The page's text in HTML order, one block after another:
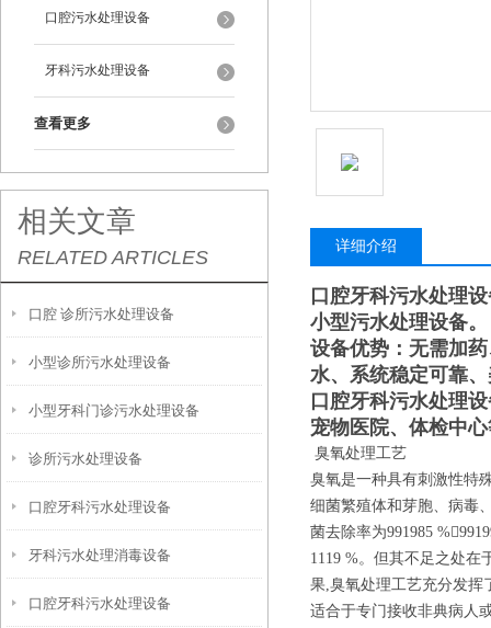
口腔污水处理设备
牙科污水处理设备
查看更多
相关文章
RELATED ARTICLES
口腔 诊所污水处理设备
小型诊所污水处理设备
小型牙科门诊污水处理设备
诊所污水处理设备
口腔牙科污水处理设备
牙科污水处理消毒设备
口腔牙科污水处理设备
详细介绍
口腔牙科污水处理
小型污水处理设备。
设备优势：无需加
水、系统稳定可靠
口腔牙科污水处理
宠物医院、体检中
臭氧处理工艺
臭氧是一种具有刺激性特
细菌繁殖体和芽胞、病毒
菌去除率为991985
1119 %。但其不足之处
果,臭氧处理工艺充分发挥
适合于专门接收非典病人